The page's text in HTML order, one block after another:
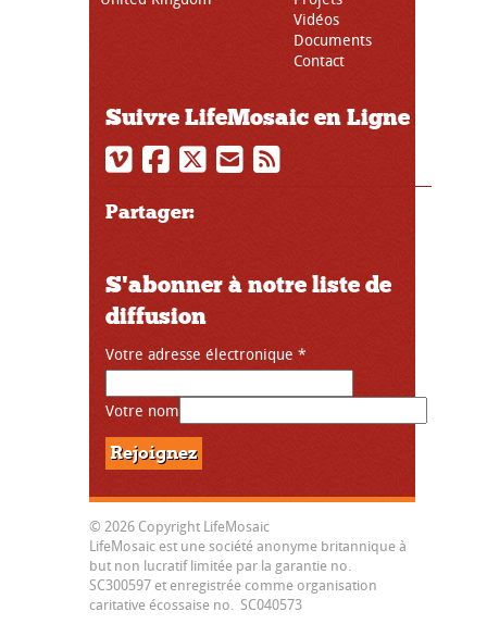
Vidéos
Documents
Contact
Suivre LifeMosaic en Ligne
Partager:
S'abonner à notre liste de
diffusion
Votre adresse électronique *
Votre nom
© 2026 Copyright LifeMosaic
LifeMosaic est une société anonyme britannique à
but non lucratif limitée par la garantie no.
SC300597 et enregistrée comme organisation
caritative écossaise no. SC040573